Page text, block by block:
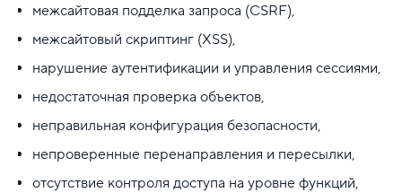
межсайтовая подделка запроса (CSRF),
межсайтовый скриптинг (XSS),
нарушение аутентификации и управления сессиями,
недостаточная проверка объектов,
неправильная конфигурация безопасности,
непроверенные перенаправления и пересылки,
отсутствие контроля доступа на уровне функций,